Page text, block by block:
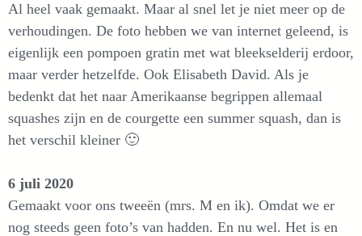
Al heel vaak gemaakt. Maar al snel let je niet meer op de
verhoudingen. De foto hebben we van internet geleend, is
eigenlijk een pompoen gratin met wat bleekselderij erdoor,
maar verder hetzelfde. Ook Elisabeth David. Als je
bedenkt dat het naar Amerikaanse begrippen allemaal
squashes zijn en de courgette een summer squash, dan is
het verschil kleiner 🙂
6 juli 2020
Gemaakt voor ons tweeën (mrs. M en ik). Omdat we er
nog steeds geen foto’s van hadden. En nu wel. Het is en